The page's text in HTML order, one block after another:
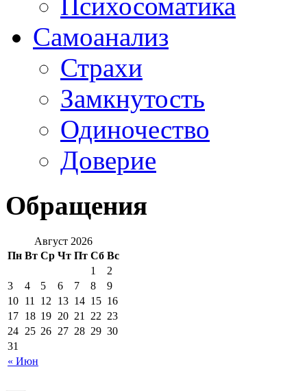
Самоанализ
Страхи
Замкнутость
Одиночество
Доверие
Обращения
Август 2026
Пн Вт Ср Чт Пт Сб Вс
« Июн
1
2
3
4 5 6 7 8
9
10 11 12 13 14 15 16
17 18 19 20 21 22 23
24 25 26 27 28 29 30
31